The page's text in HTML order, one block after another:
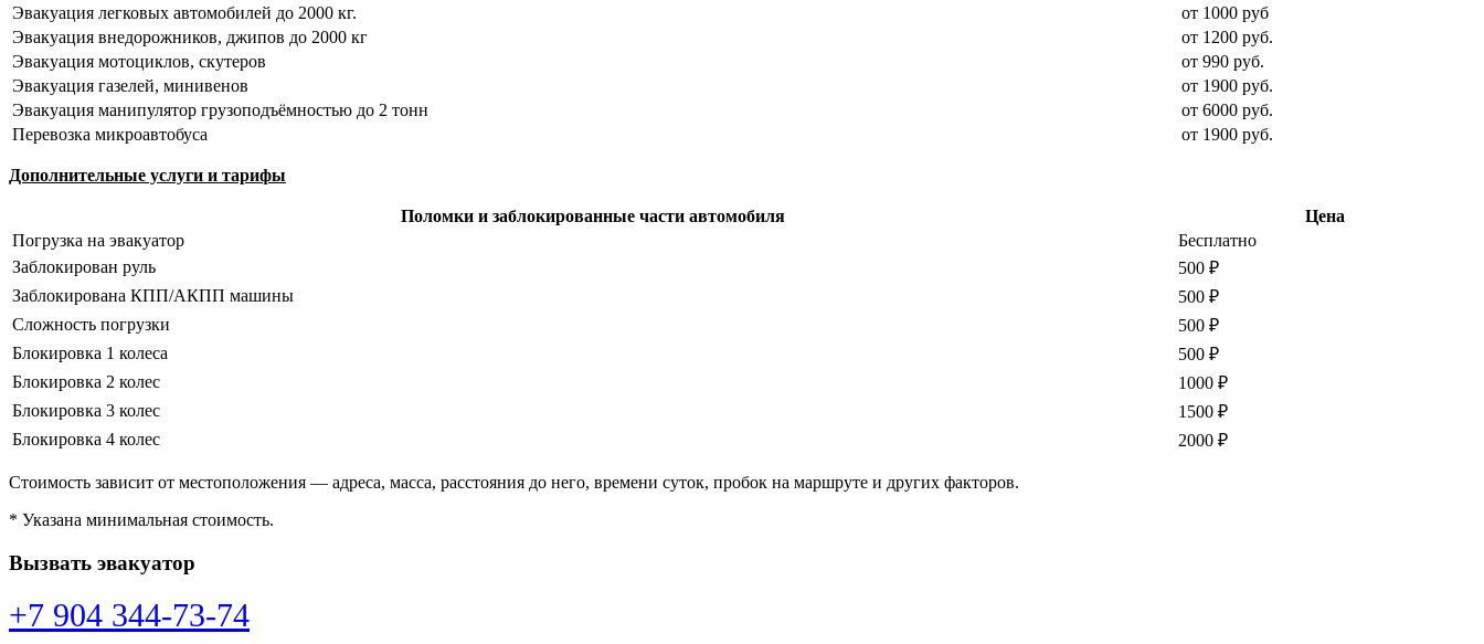
Эвакуация легковых автомобилей до 2000 кг.
от 1000 руб
Эвакуация внедорожников, джипов до 2000 кг
от 1200 руб.
Эвакуация мотоциклов, скутеров
от 990 руб.
Эвакуация газелей, минивенов
от 1900 руб.
Эвакуация манипулятор грузоподъёмностью до 2 тонн
от 6000 руб.
Перевозка микроавтобуса
от 1900 руб.
Дополнительные услуги и тарифы
Поломки и заблокированные части автомобиля
Цена
Погрузка на эвакуатор
Бесплатно
Заблокирован руль
500 ₽
Заблокирована КПП/АКПП машины
500 ₽
Сложность погрузки
500 ₽
Блокировка 1 колеса
500 ₽
Блокировка 2 колес
1000 ₽
Блокировка 3 колес
1500 ₽
Блокировка 4 колес
2000 ₽
Стоимость зависит от местоположения — адреса, масса, расстояния до него, времени суток, пробок на маршруте и других факторов.
* Указана минимальная стоимость.
Вызвать эвакуатор
+7 904 344-73-74